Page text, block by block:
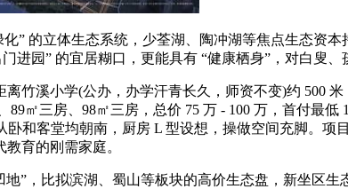
的立体生态系统，少荃湖、陶冲湖等焦点生态资
进园” 的宜居糊口，更能具有 “健康栖身”，对白叟、
溪小学(公办，办学汗青长久，师资不变)约 500 米
㎡三房、98㎡三房，总价 75 万 - 100 万，首付最
和客堂均朝南，厨房 L 型设想，操做空间充脚。
育的刚需家庭。
，比拟滨湖、蜀山等板块的高价生态盘，新坐区生